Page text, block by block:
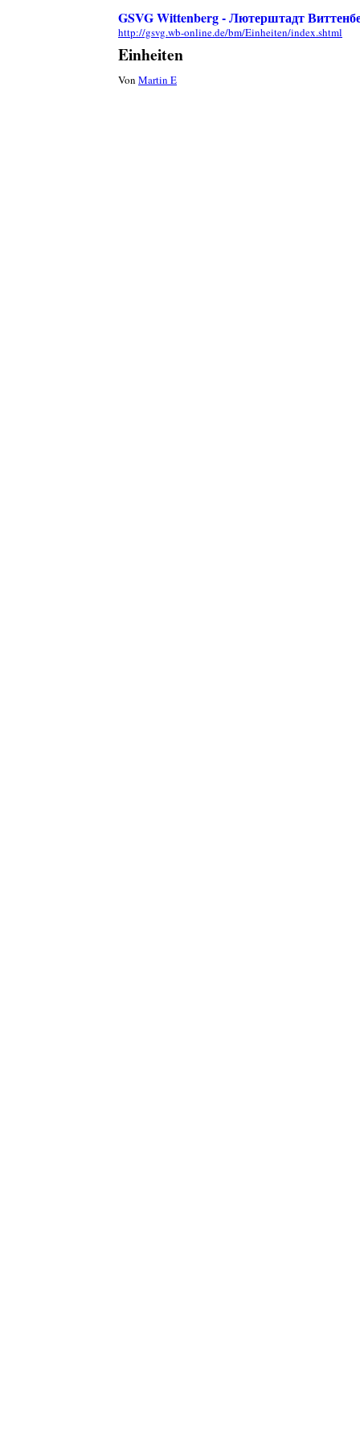
GSVG Wittenberg - Лютерштадт
http://gsvg.wb-online.de/bm/Einheiten/index.shtml
Einheiten
Von Martin E